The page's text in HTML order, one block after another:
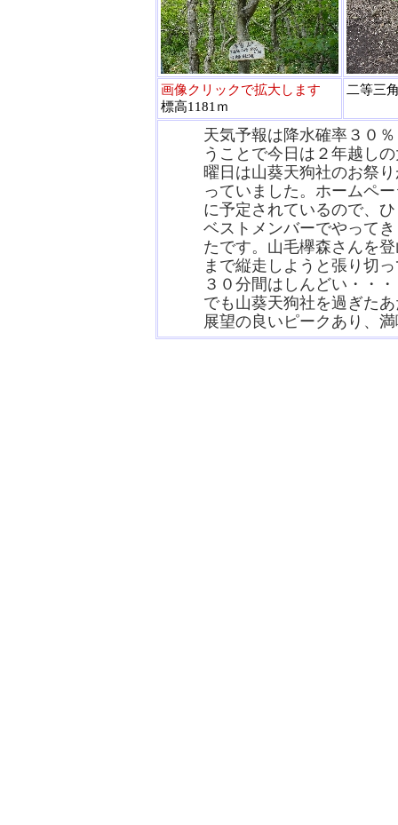
画像クリックで拡大します
標高1181ｍ
二等三
天気予報は降水確率３０
うことで今日は２年越し
曜日は山葵天狗社のお祭
っていました。ホームペ
に予定されているので、
ベストメンバーでやって
たです。山毛欅森さんを
まで縦走しようと張り切
３０分間はしんどい・・
でも山葵天狗社を過ぎた
展望の良いピークあり、